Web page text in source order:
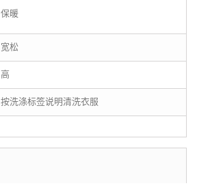
保暖
宽松
高
按洗涤标签说明清洗衣服